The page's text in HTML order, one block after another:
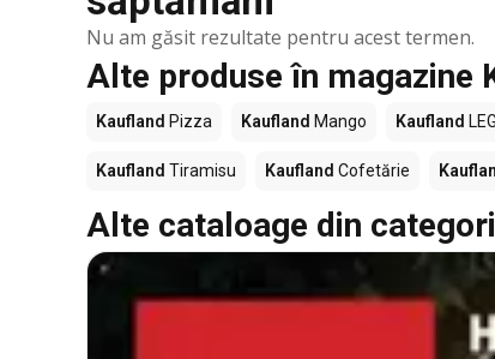
Nu am găsit rezultate pentru acest termen.
Alte produse în magazine
Kaufland Pizza Kaufland Mango Kaufland
Kaufland Tiramisu Kaufland Cofetărie
Alte cataloage din